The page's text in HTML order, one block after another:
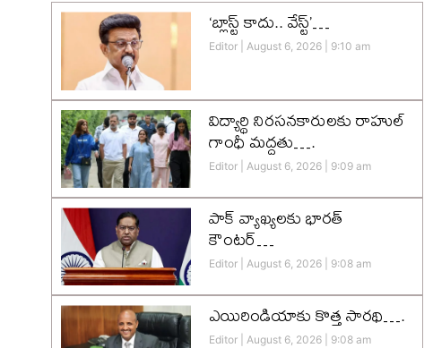
‘బ్లాస్ట్ కాదు.. వేస్ట్’…
Editor August 6, 2026 9:10 am
విద్యార్థి నిరసనకారులకు రాహుల్
గాంధీ మద్దతు….
Editor August 6, 2026 9:09 am
పాక్ వ్యాఖ్యలకు భారత్
కౌంటర్…
Editor August 6, 2026 9:08 am
ఎయిరిండియాకు కొత్త సారథి….
Editor August 6, 2026 9:08 am